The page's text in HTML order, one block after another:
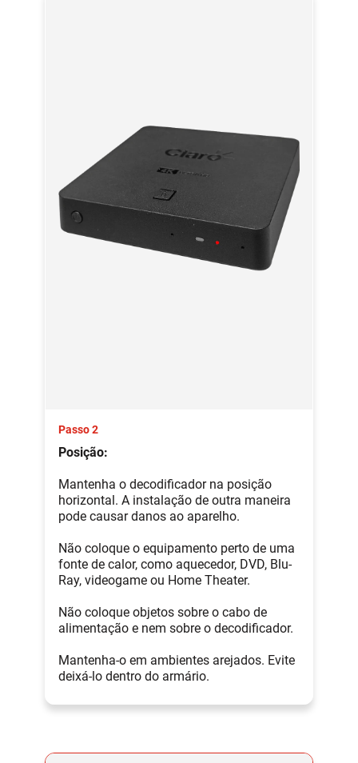
Passo 2
Posição:
Mantenha o decodificador na posição
horizontal. A instalação de outra maneira
pode causar danos ao aparelho.
Não coloque o equipamento perto de uma
fonte de calor, como aquecedor, DVD, Blu-
Ray, videogame ou Home Theater.
Não coloque objetos sobre o cabo de
alimentação e nem sobre o decodificador.
Mantenha-o em ambientes arejados. Evite
deixá-lo dentro do armário.